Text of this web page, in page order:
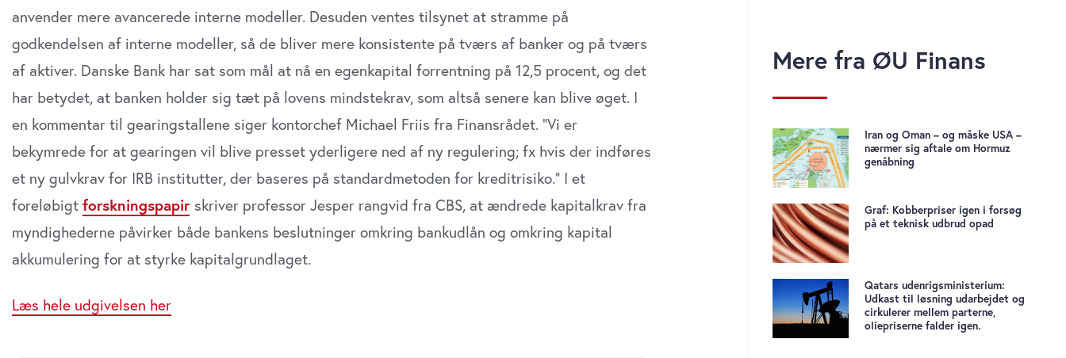
anvender mere avancerede interne modeller. Desuden ventes tilsynet at stramme på
godkendelsen af interne modeller, så de bliver mere konsistente på tværs af banker og på tværs
af aktiver. Danske Bank har sat som mål at nå en egenkapital forrentning på 12,5 procent, og det
har betydet, at banken holder sig tæt på lovens mindstekrav, som altså senere kan blive øget. I
en kommentar til gearingstallene siger kontorchef Michael Friis fra Finansrådet. ”Vi er
bekymrede for at gearingen vil blive presset yderligere ned af ny regulering; fx hvis der indføres
et ny gulvkrav for IRB institutter, der baseres på standardmetoden for kreditrisiko.” I et
foreløbigt forskningspapir skriver professor Jesper rangvid fra CBS, at ændrede kapitalkrav fra
myndighederne påvirker både bankens beslutninger omkring bankudlån og omkring kapital
akkumulering for at styrke kapitalgrundlaget.
Læs hele udgivelsen her
Mere fra ØU Finans
Iran og Oman – og måske USA –
nærmer sig aftale om Hormuz
genåbning
Graf: Kobberpriser igen i forsøg
på et teknisk udbrud opad
Qatars udenrigsministerium:
Udkast til løsning udarbejdet og
cirkulerer mellem parterne,
oliepriserne falder igen.